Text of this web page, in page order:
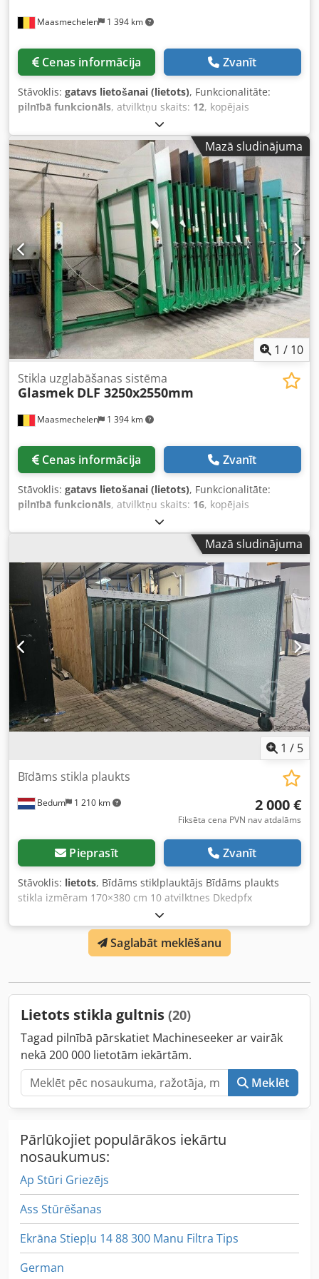
Maasmechelen 1 394 km
Cenas informācija Zvanīt
Stāvoklis: gatavs lietošanai (lietots), Funkcionalitāte:
pilnībā funkcionāls, atvilktņu skaits: 12, kopējais
, kopējais platums:
kopējais garums:3 850 mm, dakšu garums:135 mm, 12
pozīciju manuāla lokšņu uzglabāšanas plaukts
L3250x2250mm; katram plauktam ir 13,5cm paliktnis.
Ārējie izmēri: apm. L4200xP3140xA2770mm. Dsdpfxsy N S
U So Aqcskr
Mazā sludinājuma
1 / 10
Maasmechelen 1 394 km
Stikla uzglabāšanas sistēma
Glasmek DLF 3250x2550mm
Cenas informācija Zvanīt
Stāvoklis: gatavs lietošanai (lietots), Funkcionalitāte:
pilnībā funkcionāls, atvilktņu skaits: 16, kopējais
, kopējais platums:
kopējais garums:5 850 mm, 16 pozīciju daļēji automātiska
lokšņu glabāšanas plaukts L3250x2550mm 1., 12., 13., 14.
un 15. pozīcijā paliktnis 25 cm, no 2. līdz 11. pozīcijai
paliktnis 8 cm. Ārējie izmēri aptuveni
G5850xP3500xA2565mm (hidrauliskais piedziņas
mehānisms) Dedpfey N S Tujx Aqcskr
Mazā sludinājuma
1 / 5
Bedum 1 210 km
Bīdāms stikla plaukts
2 000 €
Fiksēta cena PVN nav atdalāms
Pieprasīt Zvanīt
Stāvoklis: lietots, Bīdāms stiklplauktājs Bīdāms plaukts
stikla izmēram 170×380 cm 10 atvilktnes Dkedpfx
Aqjxpvuaecer Izmēri: 213 cm A x 247 cm P x 443 cm D
Saglabāt meklēšanu
Lietots stikla gultnis (20)
Tagad pilnībā pārskatiet Machineseeker ar vairāk
nekā 200 000 lietotām iekārtām.
Meklēt
Pārlūkojiet populārākos iekārtu
nosaukumus:
Ap Stūri Griezējs
Ass Stūrēšanas
Ekrāna Stiepļu 14 88 300 Manu Filtra Tips
German